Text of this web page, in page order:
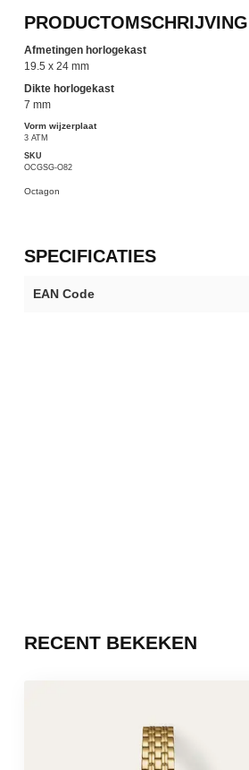
PRODUCTOMSCHRIJVING
Afmetingen horlogekast
19.5 x 24 mm
Dikte horlogekast
7 mm
Vorm wijzerplaat
3 ATM
SKU
OCGSG-O82
Octagon
SPECIFICATIES
EAN Code
RECENT BEKEKEN